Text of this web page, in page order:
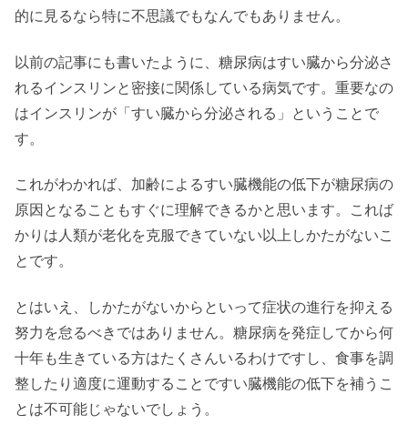
的に見るなら特に不思議でもなんでもありません。
以前の記事にも書いたように、糖尿病はすい臓から分泌さ
れるインスリンと密接に関係している病気です。重要なの
はインスリンが「すい臓から分泌される」ということで
す。
これがわかれば、加齢によるすい臓機能の低下が糖尿病の
原因となることもすぐに理解できるかと思います。これば
かりは人類が老化を克服できていない以上しかたがないこ
とです。
とはいえ、しかたがないからといって症状の進行を抑える
努力を怠るべきではありません。糖尿病を発症してから何
十年も生きている方はたくさんいるわけですし、食事を調
整したり適度に運動することですい臓機能の低下を補うこ
とは不可能じゃないでしょう。